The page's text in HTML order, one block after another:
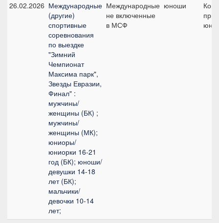
26.02.2026 Международные
(другие)
спортивные
соревнования
по выездке
"Зимний
Чемпионат
Максима парк",
Звезды Евразии,
Финал" :
мужчины/
женщины (БК) ;
мужчины/
женщины (МК);
юниоры/
юниорки 16-21
год (БК); юноши/
девушки 14-18
лет (БК);
мальчики/
девочки 10-14
лет;
Международные
не включенные
в МСФ
юноши